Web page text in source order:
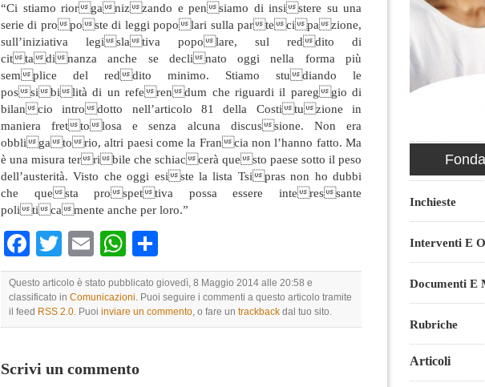
“Ci stiamo riorganizzando e pensiamo di insistere su una
serie di proposte di leggi popolari sulla partecipazione,
sull’iniziativa legislativa popolare, sul reddito di
cittadinanza anche se declinato oggi nella forma più
semplice del reddito minimo. Stiamo studiando le
possibilità di un referendum che riguardi il pareggio di
bilancio introdotto nell’articolo 81 della Costituzione in
maniera frettolosa e senza alcuna discussione. Non era
obbligatorio, altri paesi come la Francia non l’hanno fatto. Ma
è una misura terribile che schiaccerà questo paese sotto il peso
dell’austerità. Visto che oggi esiste la lista Tsipras non ho dubbi
che questa prospettiva possa essere interessante
politicamente anche per loro.”
Facebook
TwitterEmailWhatsApp
Questo articolo è stato pubblicato giovedì, 8 Maggio 2014 alle 20:58 e
classificato in Comunicazioni. Puoi seguire i commenti a questo articolo tramite
il feed RSS 2.0. Puoi inviare un commento, o fare un trackback dal tuo sito.
Scrivi un commento
Inchieste
Interventi E
Documenti E
Rubriche
Articoli